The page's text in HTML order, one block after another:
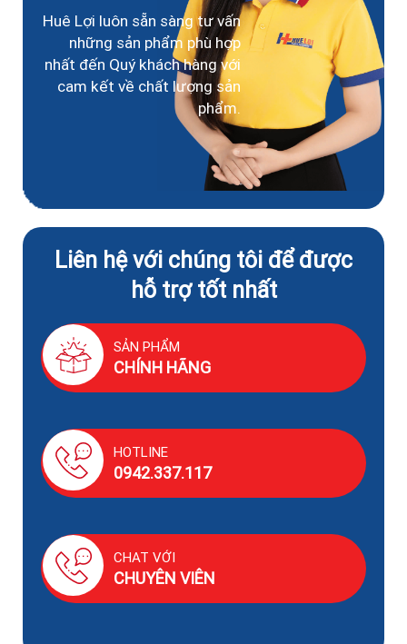
Huê Lợi luôn sẵn sàng tư vấn
những sản phẩm phù hợp
nhất đến Quý khách hàng với
cam kết về chất lượng sản
phẩm.
Liên hệ với chúng tôi để được
hỗ trợ tốt nhất
SẢN PHẨM
CHÍNH HÃNG
HOTLINE
0942.337.117
CHAT VỚI
CHUYÊN VIÊN